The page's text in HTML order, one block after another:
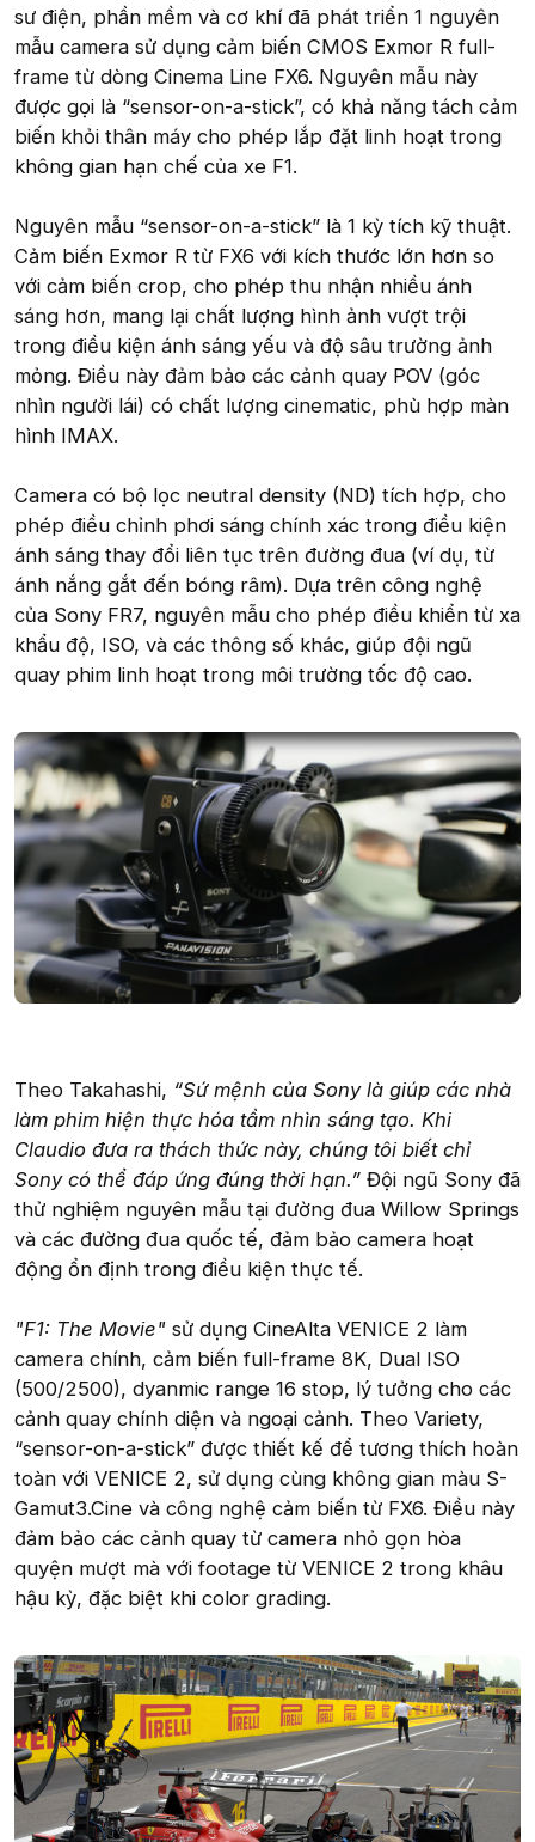
sư điện, phần mềm và cơ khí đã phát triển 1 nguyên
mẫu camera sử dụng cảm biến CMOS Exmor R full-
frame từ dòng Cinema Line FX6. Nguyên mẫu này
được gọi là “sensor-on-a-stick”, có khả năng tách cảm
biến khỏi thân máy cho phép lắp đặt linh hoạt trong
không gian hạn chế của xe F1.
Nguyên mẫu “sensor-on-a-stick” là 1 kỳ tích kỹ thuật.
Cảm biến Exmor R từ FX6 với kích thước lớn hơn so
với cảm biến crop, cho phép thu nhận nhiều ánh
sáng hơn, mang lại chất lượng hình ảnh vượt trội
trong điều kiện ánh sáng yếu và độ sâu trường ảnh
mỏng. Điều này đảm bảo các cảnh quay POV (góc
nhìn người lái) có chất lượng cinematic, phù hợp màn
hình IMAX.
Camera có bộ lọc neutral density (ND) tích hợp, cho
phép điều chỉnh phơi sáng chính xác trong điều kiện
ánh sáng thay đổi liên tục trên đường đua (ví dụ, từ
ánh nắng gắt đến bóng râm). Dựa trên công nghệ
của Sony FR7, nguyên mẫu cho phép điều khiển từ xa
khẩu độ, ISO, và các thông số khác, giúp đội ngũ
quay phim linh hoạt trong môi trường tốc độ cao.
Theo Takahashi, “Sứ mệnh của Sony là giúp các nhà
làm phim hiện thực hóa tầm nhìn sáng tạo. Khi
Claudio đưa ra thách thức này, chúng tôi biết chỉ
Sony có thể đáp ứng đúng thời hạn.” Đội ngũ Sony đã
thử nghiệm nguyên mẫu tại đường đua Willow Springs
và các đường đua quốc tế, đảm bảo camera hoạt
động ổn định trong điều kiện thực tế.
"F1: The Movie" sử dụng CineAlta VENICE 2 làm
camera chính, cảm biến full-frame 8K, Dual ISO
(500/2500), dyanmic range 16 stop, lý tưởng cho các
cảnh quay chính diện và ngoại cảnh. Theo Variety,
“sensor-on-a-stick” được thiết kế để tương thích hoàn
toàn với VENICE 2, sử dụng cùng không gian màu S-
Gamut3.Cine và công nghệ cảm biến từ FX6. Điều này
đảm bảo các cảnh quay từ camera nhỏ gọn hòa
quyện mượt mà với footage từ VENICE 2 trong khâu
hậu kỳ, đặc biệt khi color grading.